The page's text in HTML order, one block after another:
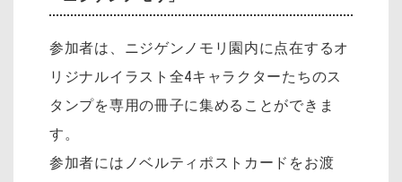
参加者は、ニジゲンノモリ園内に点在するオ
リジナルイラスト全4キャラクターたちのス
タンプを専用の冊子に集めることができま
す。
参加者にはノベルティポストカードをお渡